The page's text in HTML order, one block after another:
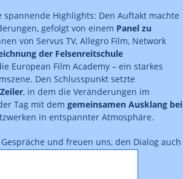
Highlights: Den Auftakt machte
gefolgt von einem Panel zu
von Servus TV, Allegro Film, Network
der Felsenreitschule
European Film Academy – ein starkes
Den Schlusspunkt setzte
, in dem die Veränderungen im
Tag mit dem gemeinsamen Ausklang bei
in entspannter Atmosphäre.
und freuen uns, den Dialog auch